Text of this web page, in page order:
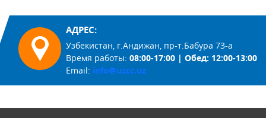
АДРЕС:
Узбекистан, г.Андижан, пр-т.Бабура 73-а
Время работы: 08:00-17:00 | Обед: 12:00-13:00
Email: info@uzcc.uz